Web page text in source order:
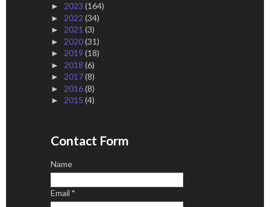
► 2023 (164)
► 2022 (34)
► 2021 (3)
► 2020(31)
► 2019 (18)
► 2018 (6)
► 2017(8)
► 2016(8)
► 2015 (4)
Contact Form
Name
Email *